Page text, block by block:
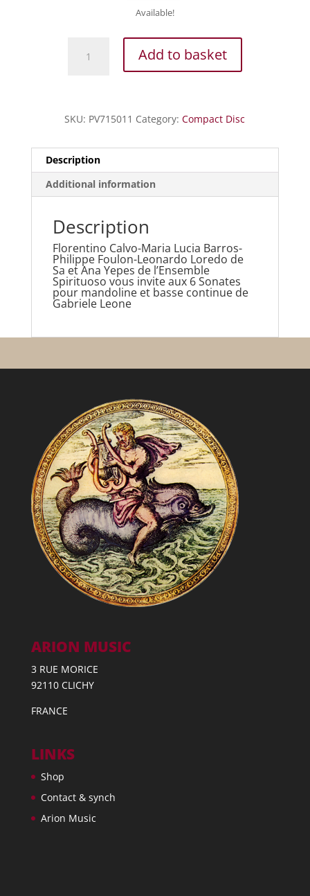
Available!
la
et
basse,
Livre
quantity
Add to basket
SKU: PV715011 Category:Compact Disc
Description
Additional information
Description
Florentino Calvo-Maria Lucia Barros-
Philippe Foulon-Leonardo Loredo de
Sa et Ana Yepes de l’Ensemble
Spirituoso vous invite aux 6 Sonates
pour mandoline et basse continue de
Gabriele Leone
ARION MUSIC
3 RUE MORICE
92110 CLICHY
FRANCE
LINKS
Shop
Contact & synch
Arion Music